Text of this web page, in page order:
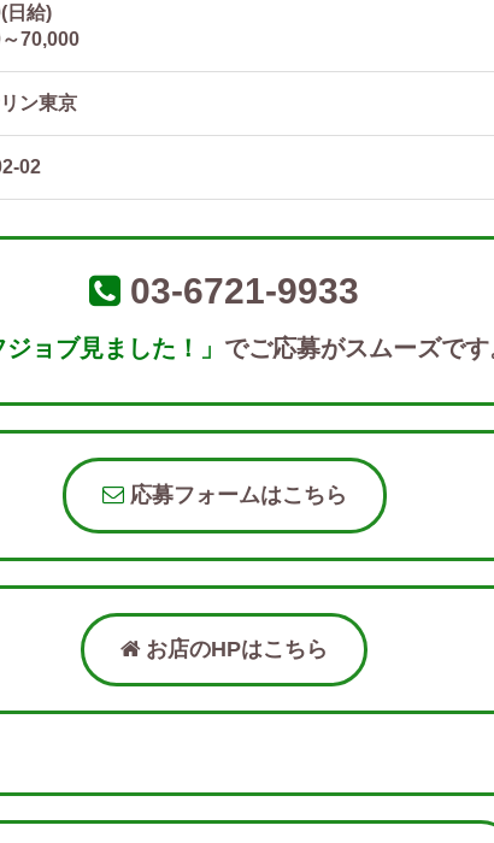
日給)
70,000
ン東京
02
03-6721-9933
ジョブ見ました！」 でご応募がスムーズです
応募フォームはこちら
お店のHPはこちら